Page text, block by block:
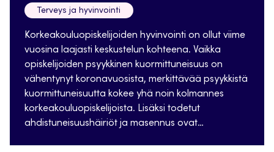
Terveys ja hyvinvointi
Korkeakouluopiskelijoiden hyvinvointi on ollut viime
vuosina laajasti keskustelun kohteena. Vaikka
opiskelijoiden psyykkinen kuormittuneisuus on
vähentynyt koronavuosista, merkittävää psyykkistä
kuormittuneisuutta kokee yhä noin kolmannes
korkeakouluopiskelijoista. Lisäksi todetut
ahdistuneisuushäiriöt ja masennus ovat…